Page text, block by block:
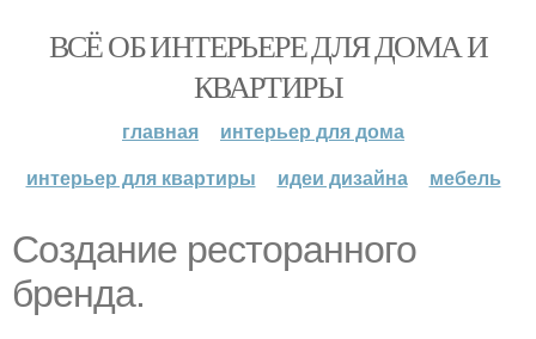
ВСЁ ОБ ИНТЕРЬЕРЕ ДЛЯ ДОМА И
КВАРТИРЫ
главная
интерьер для дома
интерьер для квартиры
идеи дизайна мебель
Создание ресторанного
бренда.